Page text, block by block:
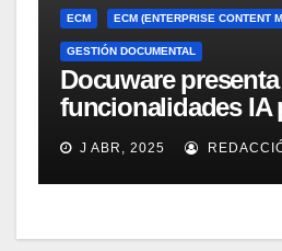
ECM ECM (ENTERPRISE CONTENT
GESTIÓN DOCUMENTAL
Docuware
funcionalidades IA
gestión documental
J ABR, 2025